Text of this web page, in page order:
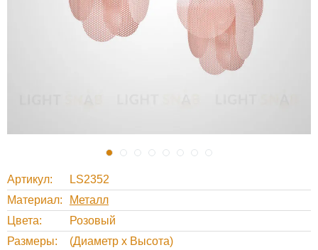
Артикул
LS2352
Материал
Металл
Цвета
Розовый
Размеры
(Диаметр х Высота)